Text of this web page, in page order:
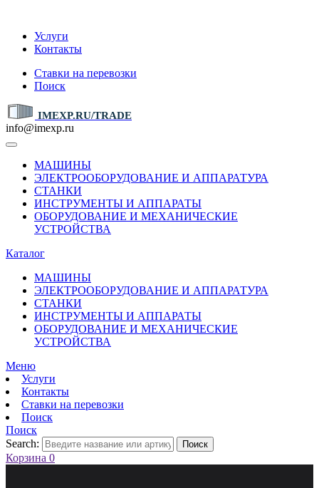
Услуги
Контакты
Ставки на перевозки
Поиск
IMEXP.RU/TRADE
info@imexp.ru
МАШИНЫ
ЭЛЕКТРООБОРУДОВАНИЕ И АППАРАТУРА
СТАНКИ
ИНСТРУМЕНТЫ И АППАРАТЫ
ОБОРУДОВАНИЕ И МЕХАНИЧЕСКИЕ
УСТРОЙСТВА
Каталог
МАШИНЫ
ЭЛЕКТРООБОРУДОВАНИЕ И АППАРАТУРА
СТАНКИ
ИНСТРУМЕНТЫ И АППАРАТЫ
ОБОРУДОВАНИЕ И МЕХАНИЧЕСКИЕ
УСТРОЙСТВА
Меню
Услуги
Контакты
Ставки на перевозки
Поиск
Поиск
Search:
Поиск
Корзина 0